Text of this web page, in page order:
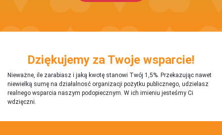
Dziękujemy za Twoje wsparcie!
Nieważne, ile zarabiasz i jaką kwotę stanowi Twój 1,5%. Przekazując nawet
niewielką sumę na działalnosć organizacji pożytku publicznego, udzielasz
realnego wsparcia naszym podopiecznym. W ich imieniu jesteśmy Ci
wdzięczni.